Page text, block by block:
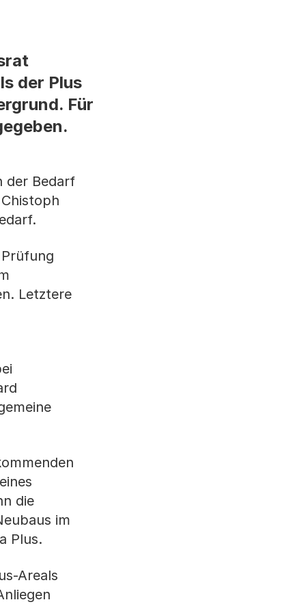
der Plus
Für
der Bedarf
Letztere
die
im
Plus.
Areals